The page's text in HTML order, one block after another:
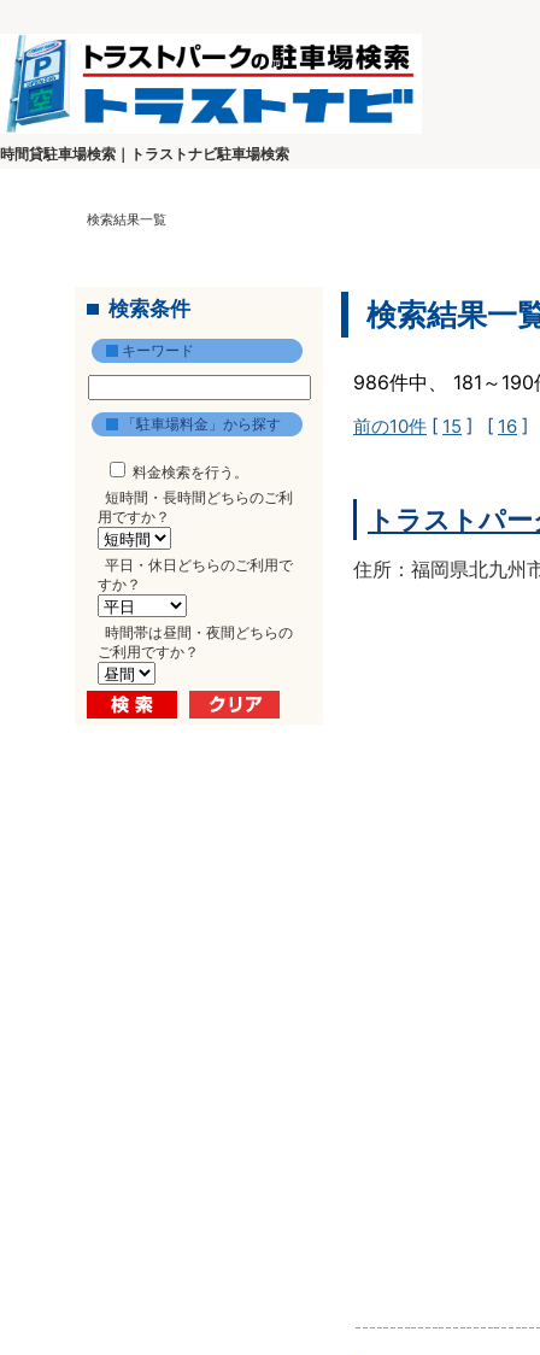
時間貸駐車場検索｜トラストナビ駐車場検索
検索結果一覧
検索条件
キーワード
「駐車場料金」から探す
料金検索を行う。
短時間・長時間どちらのご利
用ですか？
平日・休日どちらのご利用で
すか？
時間帯は昼間・夜間どちらの
ご利用ですか？
検索結果一
986件中、 181～
前の10件 [ 15 ] [ 16 ]
トラストパ
住所：福岡県北九州